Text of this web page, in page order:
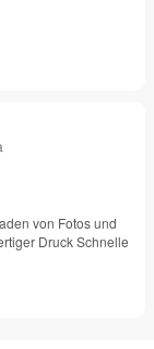
von Fotos und
Druck Schnelle